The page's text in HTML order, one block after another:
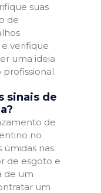
suas
de
verifique
uma ideia
sinais de
de
no
úmidas nas
de esgoto e
de um
um